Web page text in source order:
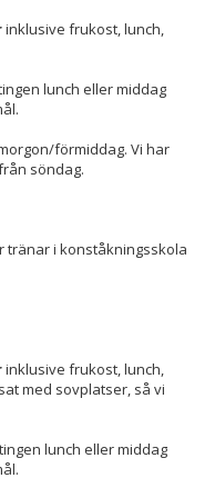
inklusive frukost, lunch,
lunch eller middag
förmiddag. Vi har
söndag.
tränar i konståkningsskola
inklusive frukost, lunch,
med sovplatser, så vi
lunch eller middag